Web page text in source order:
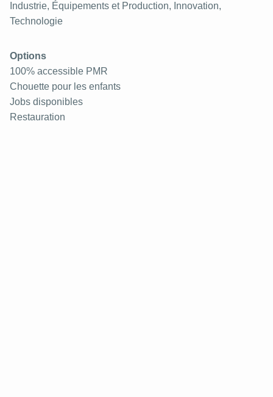
Industrie, Équipements et Production, Innovation,
Technologie
Options
100% accessible PMR
Chouette pour les enfants
Jobs disponibles
Restauration